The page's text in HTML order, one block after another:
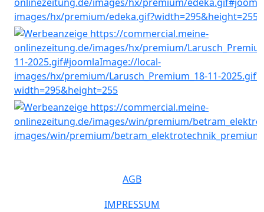
AGB
IMPRESSUM